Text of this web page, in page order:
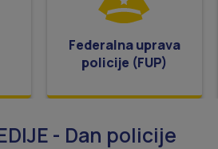
Federalna uprava
policije (FUP)
- Dan policije